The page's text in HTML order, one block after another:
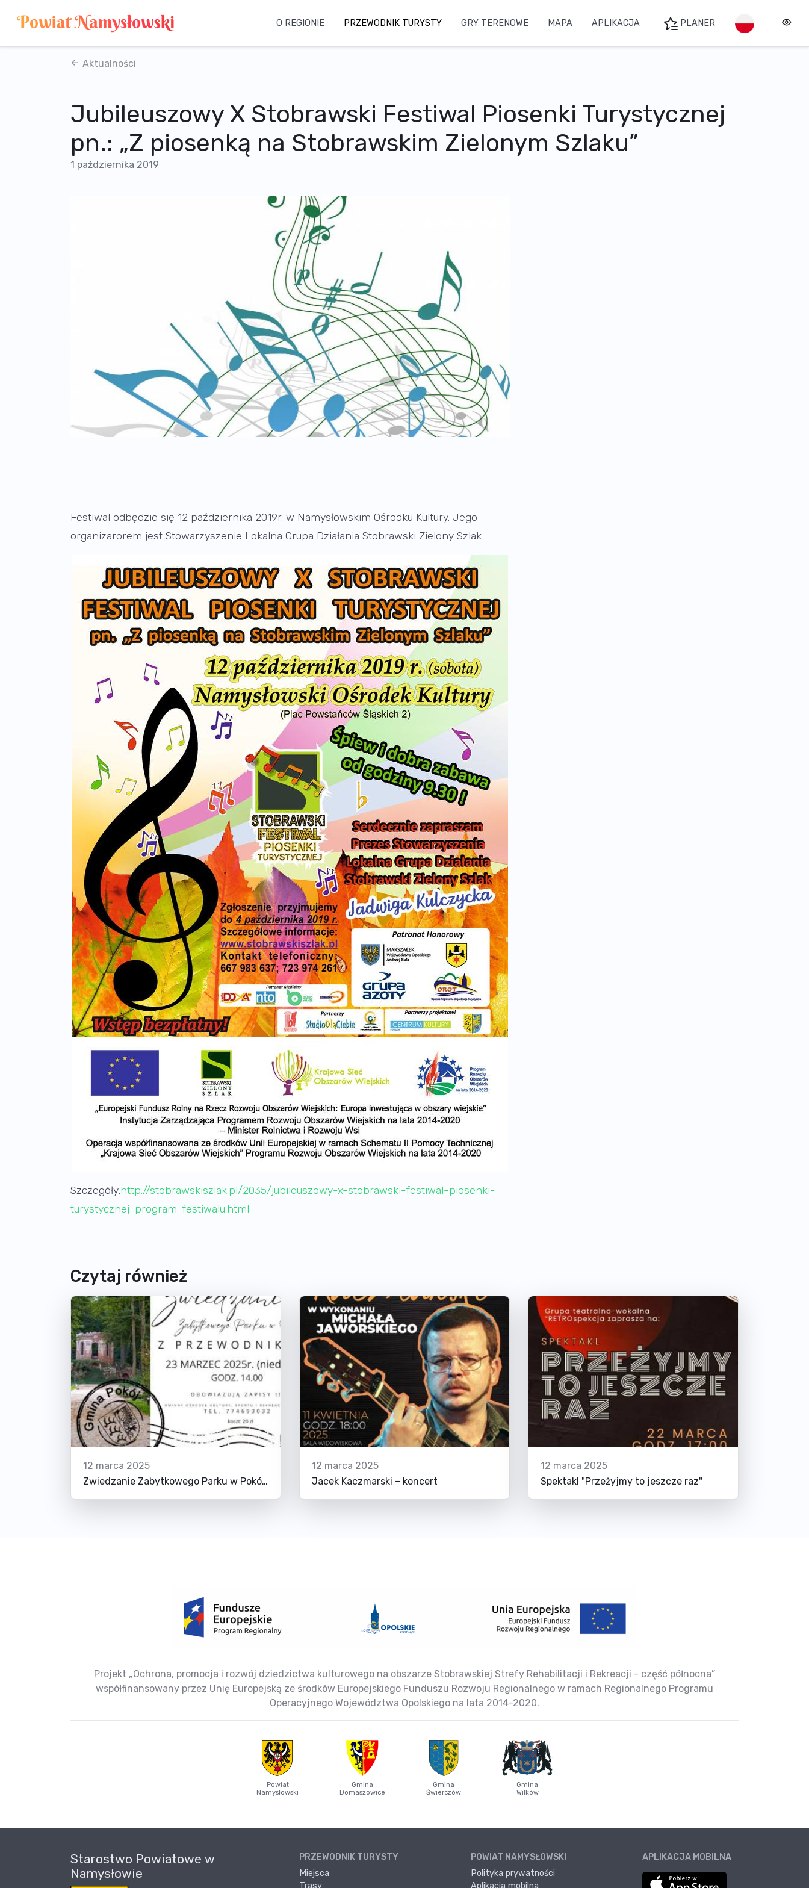
O REGIONIE PRZEWODNIK TURYSTY GRY TERENOWE MAPA APLIKACJA PLANER
Aktualności
Jubileuszowy X Stobrawski Festiwal Piosenki Turystycznej
pn.: „Z piosenką na Stobrawskim Zielonym Szlaku”
1 października 2019
Festiwal odbędzie się 12 października 2019r. w Namysłowskim Ośrodku Kultury. Jego
organizarorem jest Stowarzyszenie Lokalna Grupa Działania Stobrawski Zielony Szlak.
Szczegóły:http://stobrawskiszlak.pl/2035/jubileuszowy-x-stobrawski-festiwal-piosenki-
turystycznej-program-festiwalu.html
Czytaj również
12 marca 2025
Zwiedzanie Zabytkowego Parku w Pokój z Przewodnikiem
12 marca 2025
Jacek Kaczmarski – koncert
12 marca 2025
Spektakl "Przeżyjmy to jeszcze raz"
Projekt „Ochrona, promocja i rozwój dziedzictwa kulturowego na obszarze Stobrawskiej Strefy Rehabilitacji i Rekreacji - część północna”
współfinansowany przez Unię Europejską ze środków Europejskiego Funduszu Rozwoju Regionalnego w ramach Regionalnego Programu
Operacyjnego Województwa Opolskiego na lata 2014-2020.
Powiat
Namysłowski
Gmina
Domaszowice
Gmina
Świerczów
Gmina
Wilków
Starostwo Powiatowe w
Namysłowie
PRZEWODNIK TURYSTY
Miejsca
POWIAT NAMYSŁOWSKI
Polityka prywatności
APLIKACJA MOBILNA